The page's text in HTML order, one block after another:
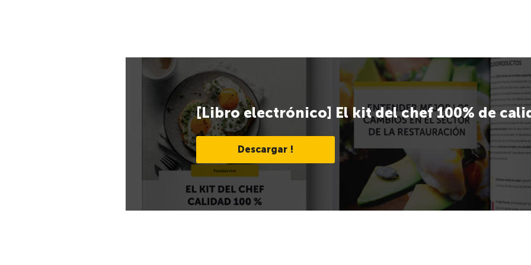
[Libro electrónico] El kit del chef 100% de
Descargar !